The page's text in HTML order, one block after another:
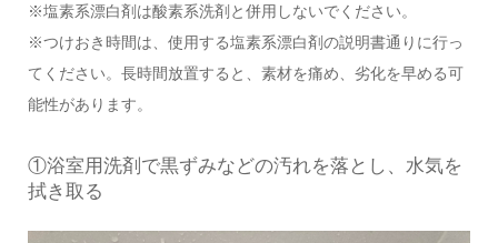
※塩素系漂白剤は酸素系洗剤と併用しないでください。
※つけおき時間は、使用する塩素系漂白剤の説明書通りに行っ
てください。長時間放置すると、素材を痛め、劣化を早める可
能性があります。
①浴室用洗剤で黒ずみなどの汚れを落とし、水気を
拭き取る